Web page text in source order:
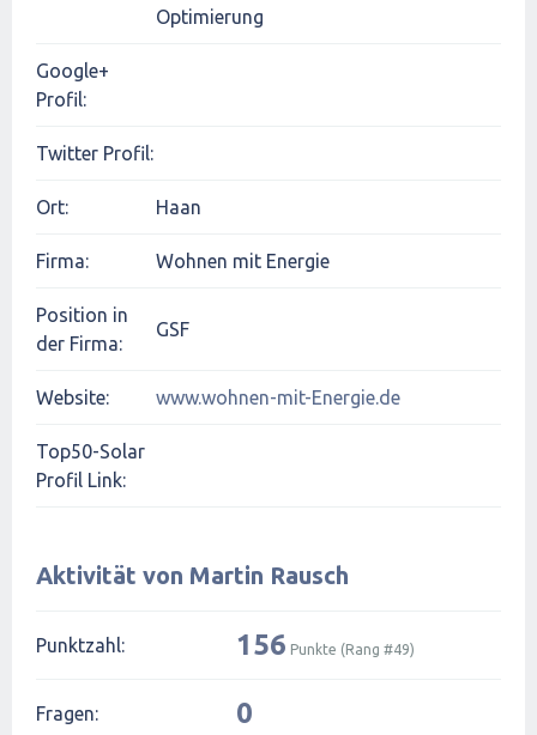
Optimierung
Google+
Profil:
Twitter Profil:
Ort: Haan
Firma: Wohnen mit Energie
Position in
der Firma:
GSF
Website: www.wohnen-mit-Energie.de
Top50-Solar
Profil Link:
Aktivität von Martin Rausch
Punktzahl: 156 Punkte (Rang #49)
Fragen: 0